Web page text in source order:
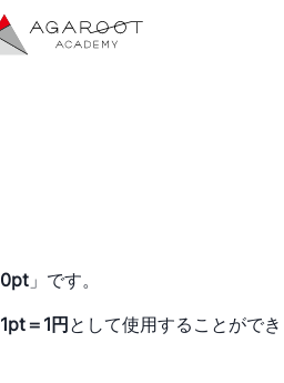
0pt 」です。
1pt＝1円として使用することがで